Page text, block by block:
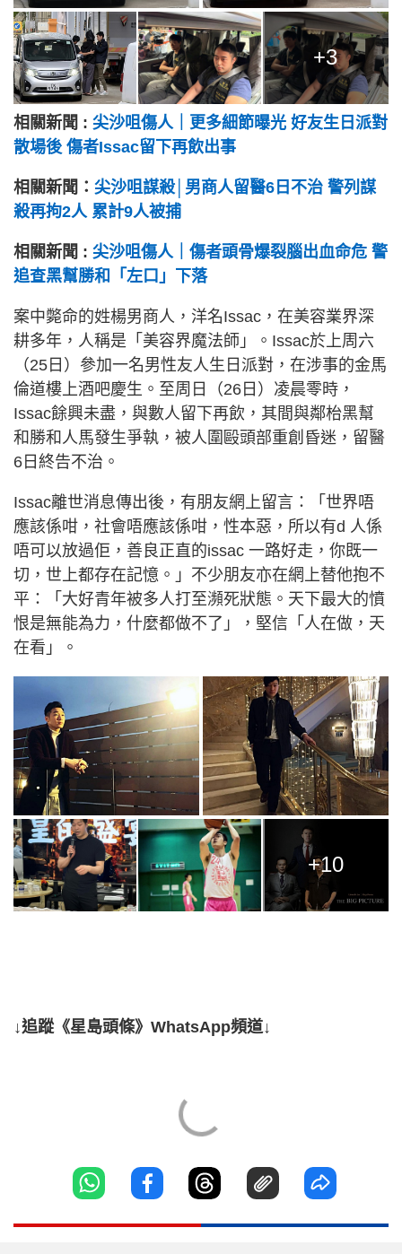
+3
相關新聞 : 尖沙咀傷人｜更多細節曝光 好友生日派對
散場後 傷者Issac留下再飲出事
相關新聞： 尖沙咀謀殺│男商人留醫6日不治 警列謀
殺再拘2人 累計9人被捕
相關新聞 : 尖沙咀傷人｜傷者頭骨爆裂腦出血命危 警
追查黑幫勝和「左口」下落
案中斃命的姓楊男商人，洋名Issac，在美容業界深
耕多年，人稱是「美容界魔法師」。Issac於上周六
（25日）參加一名男性友人生日派對，在涉事的金馬
倫道樓上酒吧慶生。至周日（26日）凌晨零時，
Issac餘興未盡，與數人留下再飲，其間與鄰枱黑幫
和勝和人馬發生爭執，被人圍毆頭部重創昏迷，留醫
6日終告不治。
Issac離世消息傳出後，有朋友網上留言：「世界唔
應該係咁，社會唔應該係咁，性本惡，所以有d 人係
唔可以放過佢，善良正直的issac 一路好走，你既一
切，世上都存在記憶。」不少朋友亦在網上替他抱不
平：「大好青年被多人打至瀕死狀態。天下最大的憤
恨是無能為力，什麼都做不了」，堅信「人在做，天
在看」。
+10
↓追蹤《星島頭條》WhatsApp頻道↓